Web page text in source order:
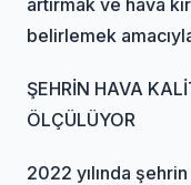
belirlemek
ŞEHRİN HAVA
ÖLÇÜLÜYOR
2022 yılında